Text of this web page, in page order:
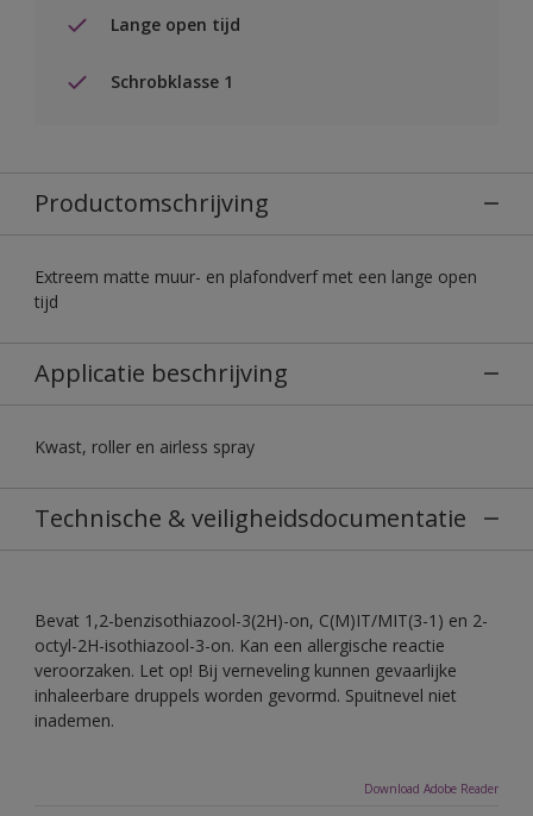
Lange open tijd
Schrobklasse 1
Productomschrijving
Extreem matte muur- en plafondverf met een lange open
tijd
Applicatie beschrijving
Kwast, roller en airless spray
Technische & veiligheidsdocumentatie
Bevat 1,2-benzisothiazool-3(2H)-on, C(M)IT/MIT(3-1) en 2-
octyl-2H-isothiazool-3-on. Kan een allergische reactie
veroorzaken. Let op! Bij verneveling kunnen gevaarlijke
inhaleerbare druppels worden gevormd. Spuitnevel niet
inademen.
Download Adobe Reader